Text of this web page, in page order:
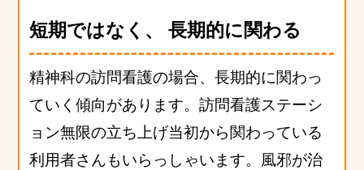
短期ではなく、 長期的に関わる
精神科の訪問看護の場合、長期的に関わっ
ていく傾向があります。訪問看護ステーシ
ョン無限の立ち上げ当初から関わっている
利用者さんもいらっしゃいます。風邪が治